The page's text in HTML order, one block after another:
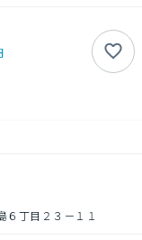
６丁目２３－１１